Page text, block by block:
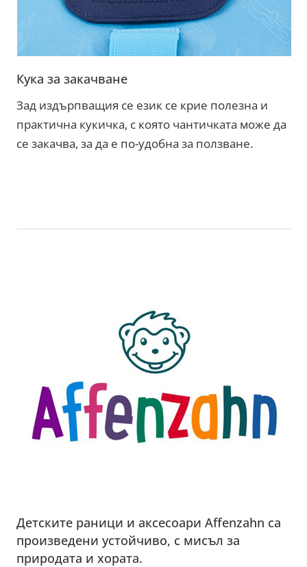
Кука за закачване
Зад издърпващия се език се крие полезна и
практична кукичка, с която чантичката може да
се закачва, за да е по-удобна за ползване.
Детските раници и аксесоари Affenzahn са
произведени устойчиво, с мисъл за
природата и хората.